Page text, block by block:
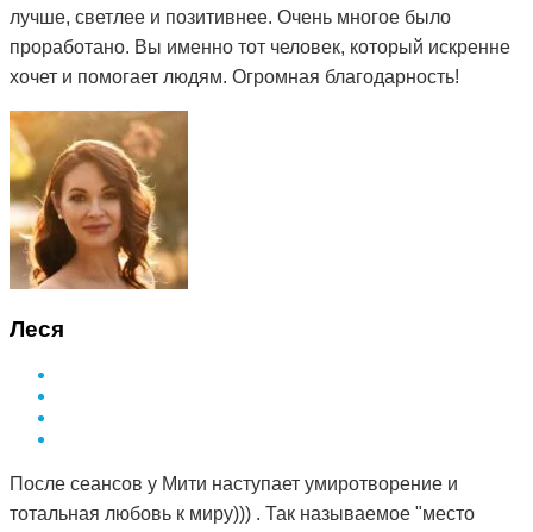
лучше, светлее и позитивнее. Очень многое было
проработано. Вы именно тот человек, который искренне
хочет и помогает людям. Огромная благодарность!
Леся
После сеансов у Мити наступает умиротворение и
тотальная любовь к миру))) . Так называемое "место